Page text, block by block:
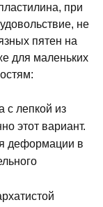
при
не
пятен на
для маленьких
с лепкой из
этот вариант.
деформации в